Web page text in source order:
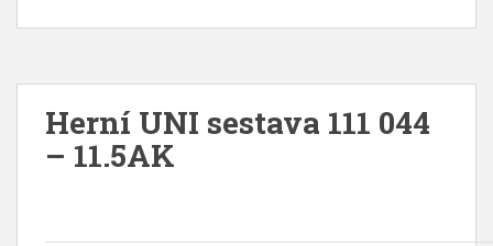
Herní UNI sestava 111 044
– 11.5AK